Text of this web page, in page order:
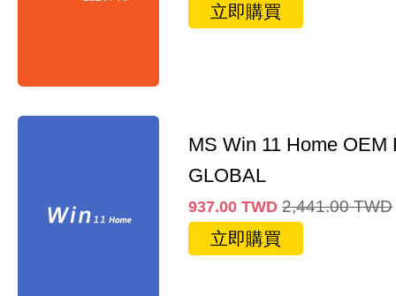
立即購買
MS Win 11 Home OEM
GLOBAL
937.00 TWD 2,441.00 TWD
立即購買